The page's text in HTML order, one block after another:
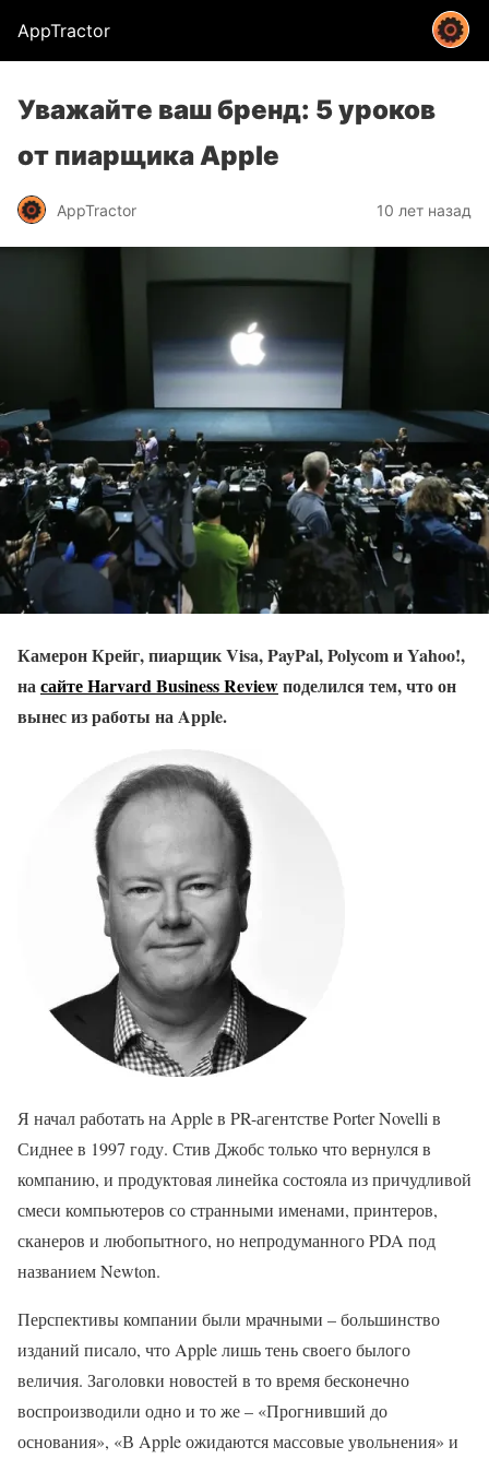
AppTractor
Уважайте ваш бренд: 5 уроков
от пиарщика Apple
AppTractor 10 лет назад
Камерон Крейг, пиарщик Visa, PayPal, Polycom и Yahoo!,
насайте Harvard Business Reviewподелился тем, что он
вынес из работы на Apple.
Я начал работать на Apple в PR-агентстве Porter Novelli в
Сиднее в 1997 году. Стив Джобс только что вернулся в
компанию, и продуктовая линейка состояла из причудливой
смеси компьютеров со странными именами, принтеров,
сканеров и любопытного, но непродуманного PDA под
названием Newton.
Перспективы компании были мрачными – большинство
изданий писало, что Apple лишь тень своего былого
величия. Заголовки новостей в то время бесконечно
воспроизводили одно и то же – «Прогнивший до
основания», «В Apple ожидаются массовые увольнения» и